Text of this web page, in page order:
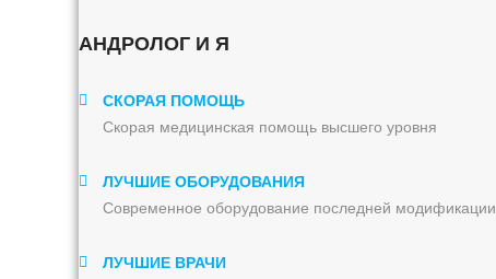
АНДРОЛОГ И Я
СКОРАЯ ПОМОЩЬ
Скорая медицинская помощь высшего уровня
ЛУЧШИЕ ОБОРУДОВАНИЯ
Современное оборудование последней модификации
ЛУЧШИЕ ВРАЧИ